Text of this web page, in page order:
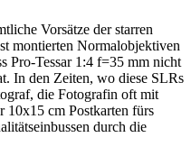
Vorsätze der starren
montierten Normalobjektiven
Pro-Tessar 1:4 f=35 mm nicht
In den Zeiten, wo diese SLRs
die Fotografin oft mit
10x15 cm Postkarten fürs
durch die